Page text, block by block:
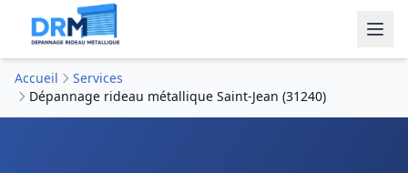
Accueil
Services
Dépannage rideau métallique Saint-Jean (31240)